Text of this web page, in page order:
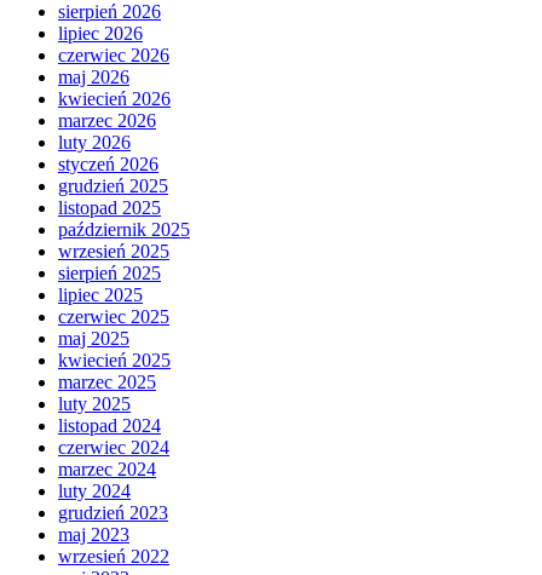
sierpień 2026
lipiec 2026
czerwiec 2026
maj 2026
kwiecień 2026
marzec 2026
luty 2026
styczeń 2026
grudzień 2025
listopad 2025
październik 2025
wrzesień 2025
sierpień 2025
lipiec 2025
czerwiec 2025
maj 2025
kwiecień 2025
marzec 2025
luty 2025
listopad 2024
czerwiec 2024
marzec 2024
luty 2024
grudzień 2023
maj 2023
wrzesień 2022